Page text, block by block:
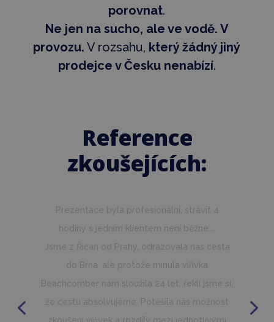
porovnat.
Ne jen na sucho, ale ve vodě. V
provozu. V rozsahu, který žádný jiný
prodejce v Česku nenabízí.
Reference
zkoušejících: